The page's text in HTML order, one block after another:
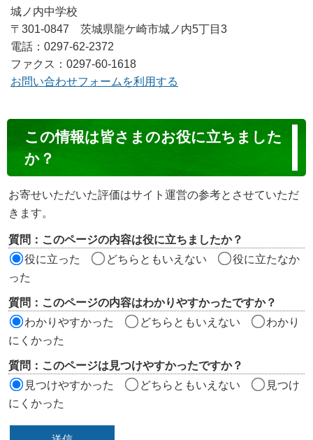
城ノ内中学校
〒301-0847 茨城県龍ケ崎市城ノ内5丁目3
電話：0297-62-2372
ファクス：0297-60-1618
お問い合わせフォームを利用する
ン
ン
ツ
価
ア
この情報は皆さまのお役に立ちました
か？
お寄せいただいた評価はサイト運営の参考とさせていただ
きます。
質問：このページの内容は役に立ちましたか？
役に立った
どちらともいえない
役に立たなか
った
質問：このページの内容はわかりやすかったですか？
わかりやすかった
どちらともいえない
わかり
にくかった
質問：このページは見つけやすかったですか？
見つけやすかった
どちらともいえない
見つけ
にくかった